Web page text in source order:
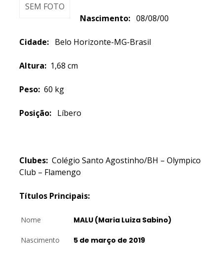
SEM FOTO
Nascimento: 08/08/00
Cidade: Belo Horizonte-MG-Brasil
Altura: 1,68 cm
Peso: 60 kg
Posição: Líbero
Clubes: Colégio Santo Agostinho/BH – Olympico
Club – Flamengo
Títulos Principais:
Nome MALU (Maria Luiza Sabino)
Nascimento 5 de março de 2019